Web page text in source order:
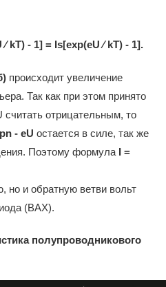
kT) - 1] = Is[exp(eU ⁄ kT) - 1].
происходит увеличение
Так как при этом принято
отрицательным, то
- eU остается в силе, так же
Поэтому формула I =
но и обратную ветви вольт
(ВАХ).
полупроводникового